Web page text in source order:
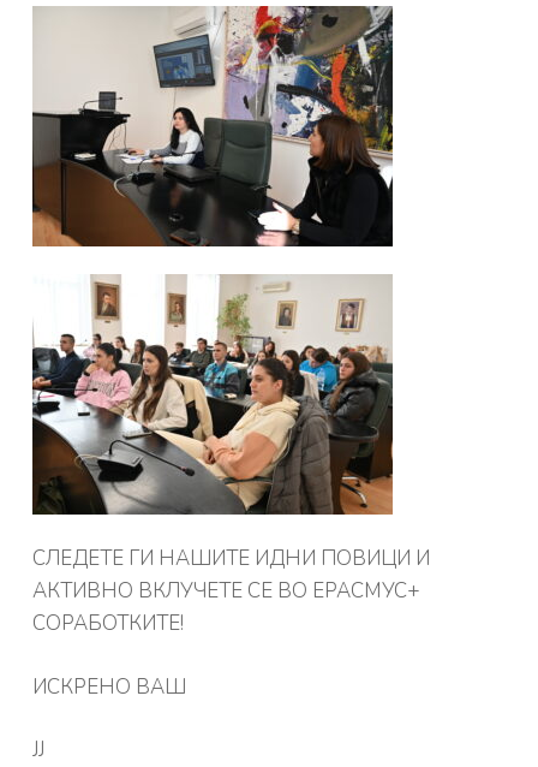
СЛЕДЕТЕ ГИ НАШИТЕ ИДНИ ПОВИЦИ И
АКТИВНО ВКЛУЧЕТЕ СЕ ВО ЕРАСМУС+
СОРАБОТКИТЕ!
ИСКРЕНО ВАШ
ЈЈ